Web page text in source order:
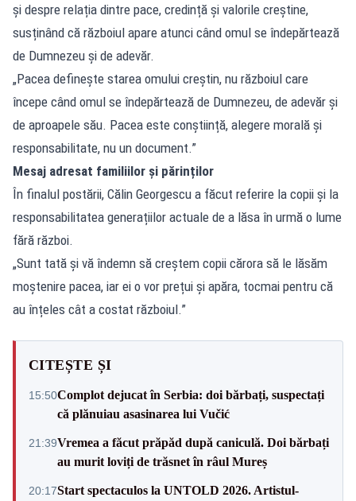
și despre relația dintre pace, credință și valorile creștine,
susținând că războiul apare atunci când omul se îndepărtează
de Dumnezeu și de adevăr.
„Pacea definește starea omului creștin, nu războiul care
începe când omul se îndepărtează de Dumnezeu, de adevăr și
de aproapele său. Pacea este conștiință, alegere morală și
responsabilitate, nu un document.”
Mesaj adresat familiilor și părinților
În finalul postării, Călin Georgescu a făcut referire la copii și la
responsabilitatea generațiilor actuale de a lăsa în urmă o lume
fără război.
„Sunt tată și vă îndemn să creștem copii cărora să le lăsăm
moștenire pacea, iar ei o vor prețui și apăra, tocmai pentru că
au înțeles cât a costat războiul.”
CITEȘTE ȘI
15:50Complot dejucat în Serbia: doi bărbați, suspectați
că plănuiau asasinarea lui Vučić
21:39Vremea a făcut prăpăd după caniculă. Doi bărbați
au murit loviți de trăsnet în râul Mureș
20:17Start spectaculos la UNTOLD 2026. Artistul-